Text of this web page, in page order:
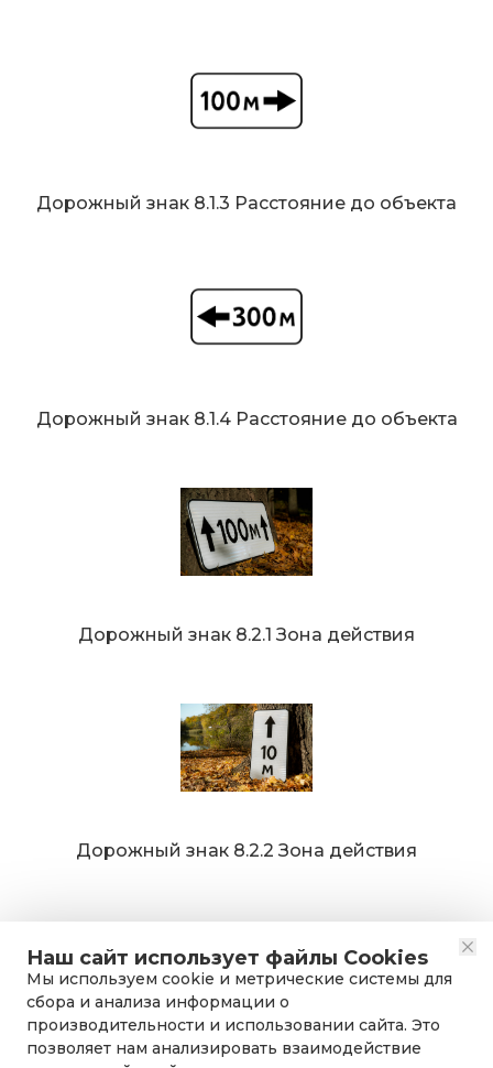
Наш сайт использует файлы Cookies
Мы используем cookie и метрические системы для
сбора и анализа информации о
производительности и использовании сайта. Это
позволяет нам анализировать взаимодействие
Дорожный знак 8.1.3 Расстояние до объекта
Дорожный знак 8.1.4 Расстояние до объекта
Дорожный знак 8.2.1 Зона действия
Дорожный знак 8.2.2 Зона действия